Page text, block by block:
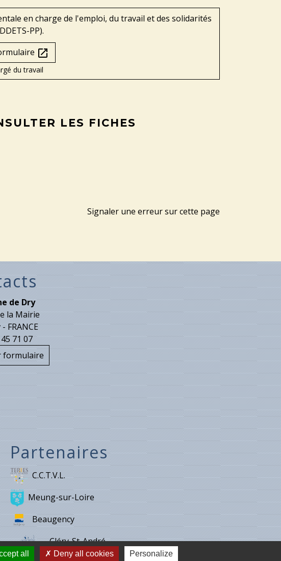
en charge de l'emploi, du travail et des solidarités
PP).
open_in_new
du travail
LES FICHES
Signaler une erreur sur cette page
de Dry
la Mairie
FRANCE
71 07
formulaire
Partenaires
C.C.T.V.L.
Meung-sur-Loire
Beaugency
Cléry-St-André
all Deny all cookies Personalize